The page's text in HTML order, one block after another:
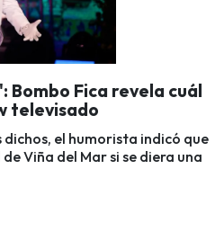
Bombo Fica revela cuál
televisado
dichos, el humorista indicó que
Viña del Mar si se diera una